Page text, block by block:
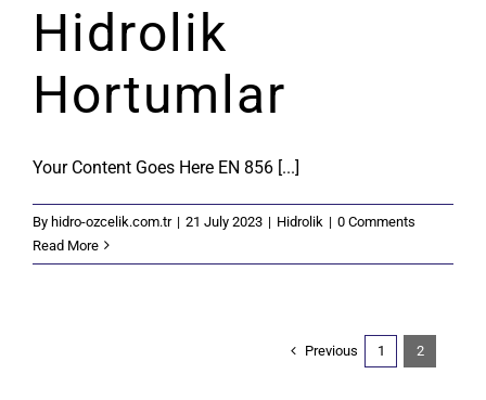
Hidrolik
Hortumlar
Your Content Goes Here EN 856 [...]
By hidro-ozcelik.com.tr | 21 July 2023 | Hidrolik | 0 Comments
Read More
Previous 1 2